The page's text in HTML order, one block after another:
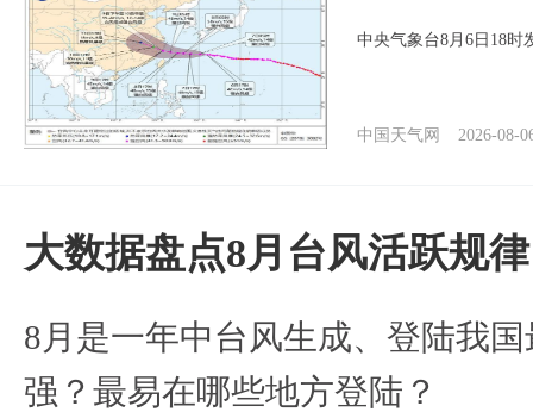
中央气象台8月6日18时
中国天气网 2026-08-
大数据盘点8月台风活跃规律
8月是一年中台风生成、登陆我
强？最易在哪些地方登陆？